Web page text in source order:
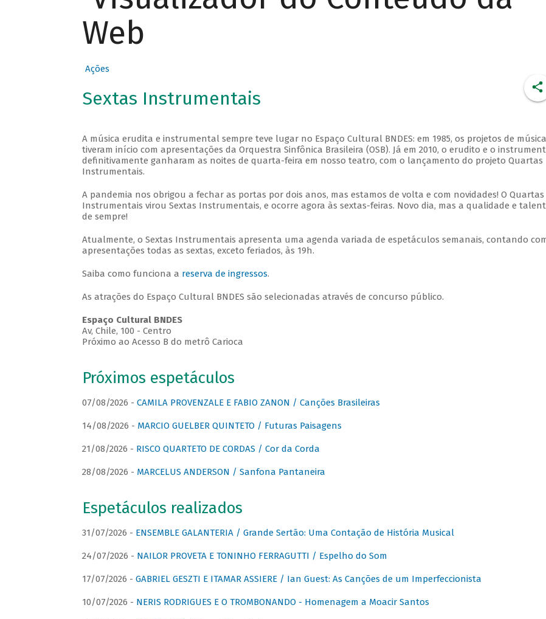
Web
Ações
Sextas Instrumentais
A música erudita e instrumental sempre teve lugar no Espaço Cultural BNDES: em 1985, os projetos de música
tiveram início com apresentações da Orquestra Sinfônica Brasileira (OSB). Já em 2010, o erudito e o
definitivamente ganharam as noites de quarta-feira em nosso teatro, com o lançamento do projeto Quartas
Instrumentais.
A pandemia nos obrigou a fechar as portas por dois anos, mas estamos de volta e com novidades! O Quartas
Instrumentais virou Sextas Instrumentais, e ocorre agora às sextas-feiras. Novo dia, mas a qualidade e
de sempre!
Atualmente, o Sextas Instrumentais apresenta uma agenda variada de espetáculos semanais, contando
apresentações todas as sextas, exceto feriados, às 19h.
Saiba como funciona a reserva de ingressos.
As atrações do Espaço Cultural BNDES são selecionadas através de concurso público.
Espaço Cultural BNDES
Av, Chile, 100 - Centro
Próximo ao Acesso B do metrô Carioca
Próximos espetáculos
07/08/2026 - CAMILA PROVENZALE E FABIO ZANON / Canções Brasileiras
14/08/2026 - MARCIO GUELBER QUINTETO / Futuras Paisagens
21/08/2026 - RISCO QUARTETO DE CORDAS / Cor da Corda
28/08/2026 - MARCELUS ANDERSON / Sanfona Pantaneira
Espetáculos realizados
31/07/2026 - ENSEMBLE GALANTERIA / Grande Sertão: Uma Contação de História Musical
24/07/2026 - NAILOR PROVETA E TONINHO FERRAGUTTI / Espelho do Som
17/07/2026 - GABRIEL GESZTI E ITAMAR ASSIERE / Ian Guest: As Canções de um Imperfeccionista
10/07/2026 - NERIS RODRIGUES E O TROMBONANDO - Homenagem a Moacir Santos